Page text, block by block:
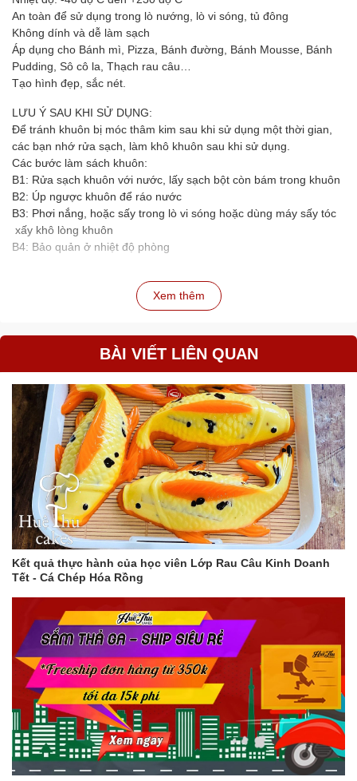
An toàn để sử dụng trong lò nướng, lò vi sóng, tủ đông
Không dính và dễ làm sạch
Áp dụng cho Bánh mì, Pizza, Bánh đường, Bánh Mousse, Bánh
Pudding, Sô cô la, Thạch rau câu…
Tạo hình đẹp, sắc nét.
LƯU Ý SAU KHI SỬ DỤNG:
Để tránh khuôn bị móc thâm kim sau khi sử dụng một thời gian,
các bạn nhớ rửa sạch, làm khô khuôn sau khi sử dụng.
Các bước làm sách khuôn:
B1: Rửa sạch khuôn với nước, lấy sạch bột còn bám trong khuôn
B2: Úp ngược khuôn để ráo nước
B3: Phơi nắng, hoặc sấy trong lò vi sóng hoặc dùng máy sấy tóc
xấy khô lòng khuôn
B4: Bảo quản ở nhiệt độ phòng
Xem thêm
BÀI VIẾT LIÊN QUAN
Kết quả thực hành của học viên Lớp Rau Câu Kinh Doanh
Tết - Cá Chép Hóa Rồng